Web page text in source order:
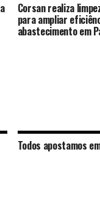
Corsan realiza
para ampliar
abastecimento em
Todos apostamos